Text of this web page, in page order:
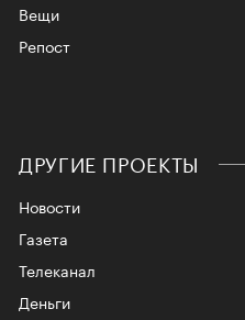
Вещи
Репост
ДРУГИЕ ПРОЕКТЫ
Новости
Газета
Телеканал
Деньги